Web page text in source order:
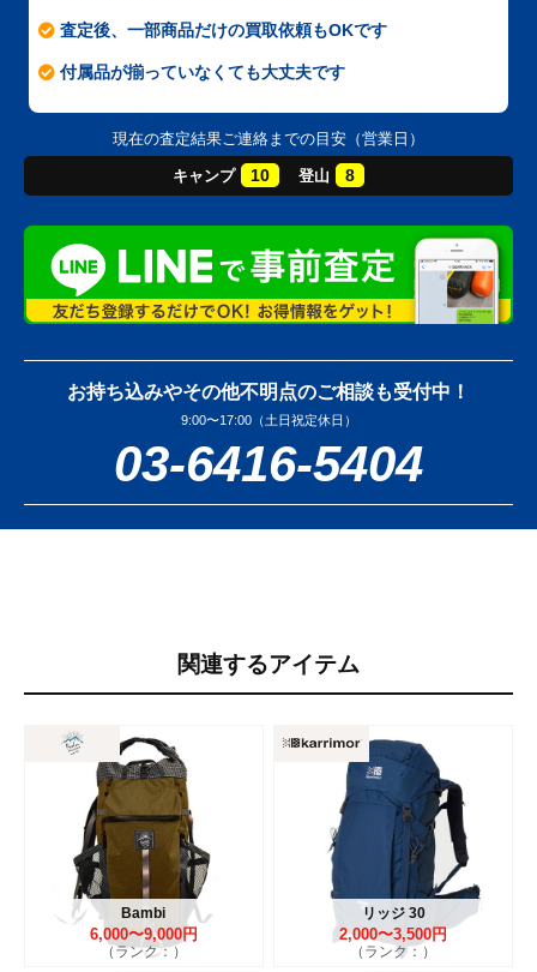
査定後、一部商品だけの買取依頼もOKです
付属品が揃っていなくても大丈夫です
現在の査定結果ご連絡までの目安（営業日）
キャンプ 10 登山 8
お持ち込みやその他不明点のご相談も受付中！
9:00〜17:00（土日祝定休日）
03-6416-5404
関連するアイテム
Bambi
6,000〜9,000円
（ランク：）
リッジ 30
2,000〜3,500円
（ランク：）